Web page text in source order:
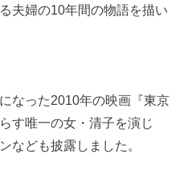
夫婦の10年間の物語を描い
なった2010年の映画『東京
す唯一の女・清子を演じ
なども披露しました。